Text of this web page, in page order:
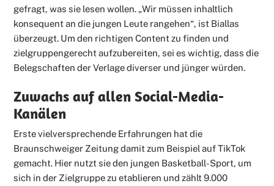
gefragt, was sie lesen wollen. „Wir müssen inhaltlich
konsequent an die jungen Leute rangehen“, ist Biallas
überzeugt. Um den richtigen Content zu finden und
zielgruppengerecht aufzubereiten, sei es wichtig, dass die
Belegschaften der Verlage diverser und jünger würden.
Zuwachs auf allen Social-Media-
Kanälen
Erste vielversprechende Erfahrungen hat die
Braunschweiger Zeitung damit zum Beispiel auf TikTok
gemacht. Hier nutzt sie den jungen Basketball-Sport, um
sich in der Zielgruppe zu etablieren und zählt 9.000